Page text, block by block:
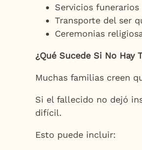
Servicios funerarios
Transporte del ser
Ceremonias
¿Qué Sucede Si No
Muchas familias creen
Si el fallecido no dejó
difícil.
Esto puede incluir: